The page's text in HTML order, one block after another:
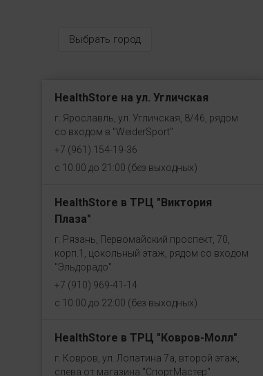
Выбрать город
HealthStore на ул. Угличская
г. Ярославль, ул. Угличская, 8/46, рядом
со входом в "WeiderSport"
+7 (961) 154-19-36
с 10:00 до 21:00 (без выходных)
HealthStore в ТРЦ "Виктория
Плаза"
г. Рязань, Первомайский проспект, 70,
корп.1, цокольный этаж, рядом со входом
"Эльдорадо"
+7 (910) 969-41-14
с 10:00 до 22:00 (без выходных)
HealthStore в ТРЦ "Ковров-Молл"
г. Ковров, ул. Лопатина 7а, второй этаж,
слева от магазина "СпортМастер"